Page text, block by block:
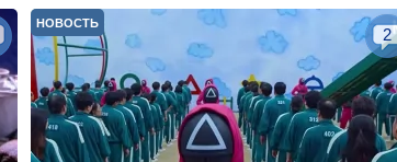
НОВОСТЬ
2